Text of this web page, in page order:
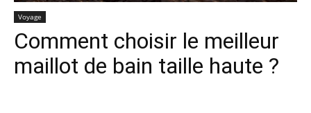
Voyage
Comment choisir le meilleur
maillot de bain taille haute ?